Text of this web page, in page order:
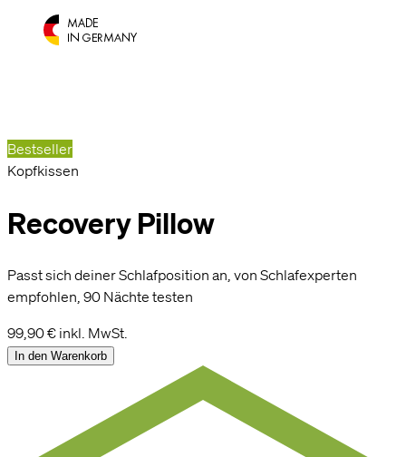
Bestseller
Kopfkissen
Recovery Pillow
Passt sich deiner Schlafposition an, von Schlafexperten
empfohlen, 90 Nächte testen
99,90 € inkl. MwSt.
In den Warenkorb